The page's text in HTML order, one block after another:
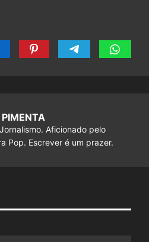
Aficionado pelo
Pop. Escrever é um prazer.